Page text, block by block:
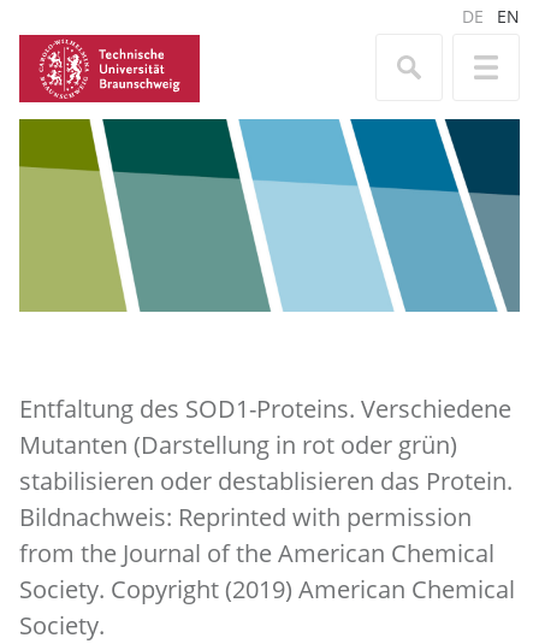
DE EN
Entfaltung des SOD1-Proteins. Verschiedene
Mutanten (Darstellung in rot oder grün)
stabilisieren oder destablisieren das Protein.
Bildnachweis: Reprinted with permission
from the Journal of the American Chemical
Society. Copyright (2019) American Chemical
Society.